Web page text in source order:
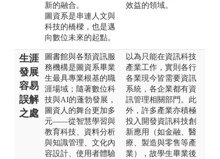
新的融合。
圖資系是串連人文與
科技的橋樑，也是邁
向數位未來的起點。
效益的領域。
生涯
發展
容易
誤解
之處
圖書館與各類資訊服
務機構是圖資系畢業
生最具專業根基的職
涯場域；隨著數位科
技與AI的蓬勃發展，
圖資人的舞台更加多
元——從智慧學習與
教育科技、資料分析
與知識管理、文化內
容設計、使用者體驗
以為只能在資訊科技
產業工作，實則各行
各業現今皆需要資訊
系統，各企業都有資
訊管理相關部門。此
外，許多產業亦積極
投入開發資訊科技創
新應用（如金融、醫
療、製造與零售等產
業），故學生畢業後